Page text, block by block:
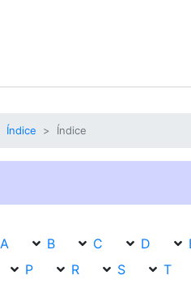
Índice Índice
A B C D
P R S T